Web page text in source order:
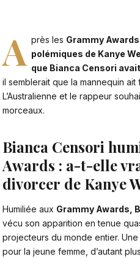
A près les Grammy
polémiques de Kanye
que Bianca Censori
il semblerait que la mannequin ait
L’Australienne et le rappeur
morceaux.
Bianca Censori
Awards : a-t-elle
divorcer de Kanye
Humiliée aux Grammy Awards,
vécu son apparition en tenue
projecteurs du monde entier.
pour la jeune femme, d’autant